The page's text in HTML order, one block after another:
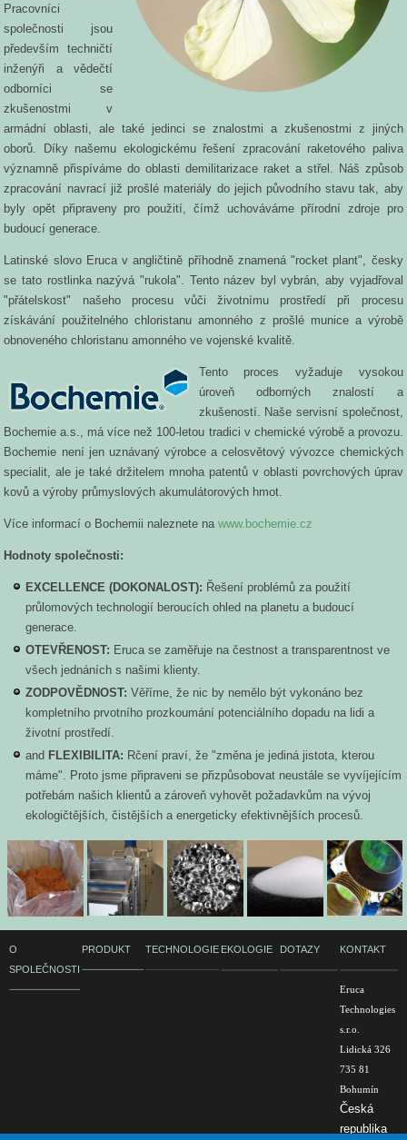
Pracovníci
společnosti jsou
především techničtí
inženýři a vědečtí
odborníci se
zkušenostmi v
armádní oblasti, ale také jedinci se znalostmi a zkušenostmi z jiných
oborů. Díky našemu ekologickému řešení zpracování raketového paliva
významně přispíváme do oblasti demilitarizace raket a střel. Náš způsob
zpracování navrací již prošlé materiály do jejich původního stavu tak, aby
byly opět připraveny pro použití, čímž uchováváme přírodní zdroje pro
budoucí generace.
Latinské slovo Eruca v angličtině příhodně znamená "rocket plant", česky
se tato rostlinka nazývá "rukola". Tento název byl vybrán, aby vyjadřoval
"přátelskost" našeho procesu vůči životnímu prostředí při procesu
získávání použitelného chloristanu amonného z prošlé munice a výrobě
obnoveného chloristanu amonného ve vojenské kvalitě.
Tento proces vyžaduje vysokou
úroveň odborných znalostí a
zkušeností. Naše servisní společnost,
Bochemie a.s., má více než 100-letou tradici v chemické výrobě a provozu.
Bochemie není jen uznávaný výrobce a celosvětový vývozce chemických
specialit, ale je také držitelem mnoha patentů v oblasti povrchových úprav
kovů a výroby průmyslových akumulátorových hmot.
Více informací o Bochemii naleznete nawww.bochemie.cz
Hodnoty společnosti:
EXCELLENCE (DOKONALOST): Řešení problémů za použití
průlomových technologií beroucích ohled na planetu a budoucí
generace.
OTEVŘENOST: Eruca se zaměřuje na čestnost a transparentnost ve
všech jednáních s našimi klienty.
ZODPOVĚDNOST: Věříme, že nic by nemělo být vykonáno bez
kompletního prvotního prozkoumání potenciálního dopadu na lidi a
životní prostředí.
and FLEXIBILITA: Rčení praví, že "změna je jediná jistota, kterou
máme". Proto jsme připraveni se přizpůsobovat neustále se vyvíjejícím
potřebám našich klientů a zároveň vyhovět požadavkům na vývoj
ekologičtějších, čistějších a energeticky efektivnějších procesů.
O
SPOLEČNOSTI
PRODUKT TECHNOLOGIE EKOLOGIE DOTAZY KONTAKT
Eruca
Technologies
s.r.o.
Lidická 326
735 81
Bohumín
Česká
republika